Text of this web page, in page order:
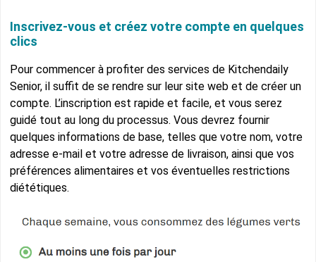
Inscrivez-vous et créez votre compte en quelques
clics
Pour commencer à profiter des services de Kitchendaily
Senior, il suffit de se rendre sur leur site web et de créer un
compte. L’inscription est rapide et facile, et vous serez
guidé tout au long du processus. Vous devrez fournir
quelques informations de base, telles que votre nom, votre
adresse e-mail et votre adresse de livraison, ainsi que vos
préférences alimentaires et vos éventuelles restrictions
diététiques.